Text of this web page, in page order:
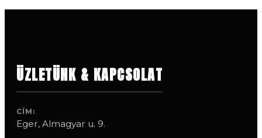
ÜZLETÜNK & KAPCSOLAT
CÍM:
Eger, Almagyar u. 9.